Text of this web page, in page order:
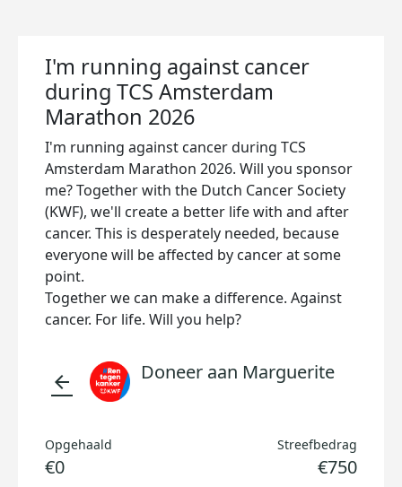
I'm running against cancer
during TCS Amsterdam
Marathon 2026
I'm running against cancer during TCS
Amsterdam Marathon 2026. Will you sponsor
me? Together with the Dutch Cancer Society
(KWF), we'll create a better life with and after
cancer. This is desperately needed, because
everyone will be affected by cancer at some
point.
Together we can make a difference. Against
cancer. For life. Will you help?
arrow_back Doneer aan Marguerite
Opgehaald
€0
Streefbedrag
€750